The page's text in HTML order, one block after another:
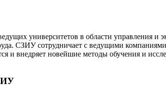
университетов в области управления и
СЗИУ сотрудничает с ведущими
и внедряет новейшие методы обучения и